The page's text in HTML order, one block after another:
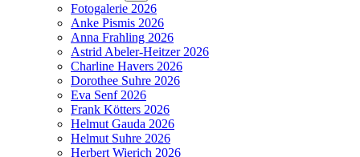
Fotogalerie 2026
Anke Pismis 2026
Anna Frahling 2026
Astrid Abeler-Heitzer 2026
Charline Havers 2026
Dorothee Suhre 2026
Eva Senf 2026
Frank Kötters 2026
Helmut Gauda 2026
Helmut Suhre 2026
Herbert Wierich 2026